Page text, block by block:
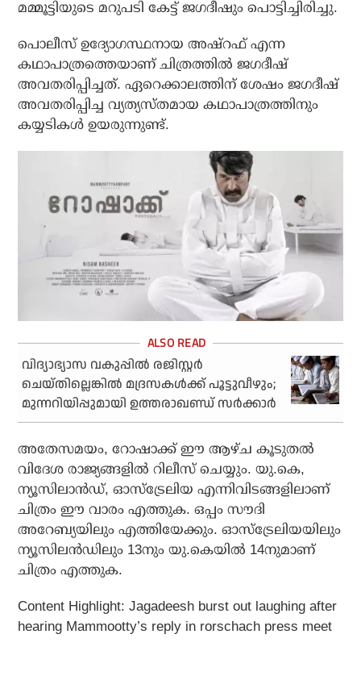
മമ്മൂട്ടിയുടെ മറുപടി കേട്ട് ജഗദീഷും പൊട്ടിച്ചിരിച്ചു.
പൊലീസ് ഉദ്യോഗസ്ഥനായ അഷ്‌റഫ് എന്ന
കഥാപാത്രത്തെയാണ് ചിത്രത്തില്‍ ജഗദീഷ്
അവതരിപ്പിച്ചത്. ഏറെക്കാലത്തിന് ശേഷം ജഗദീഷ്
അവതരിപ്പിച്ച വ്യത്യസ്തമായ കഥാപാത്രത്തിനും
കയ്യടികള്‍ ഉയരുന്നുണ്ട്.
വി​ദ്യാ​ഭ്യാ​സ വ​കു​പ്പി​ൽ ര​ജി​സ്റ്റ​ർ
ചെയ്തില്ലെങ്കിൽ മദ്രസകൾക്ക് പൂട്ടുവീഴും;
മുന്നറിയിപ്പുമായി ഉത്തരാഖണ്ഡ് സർക്കാർ
അതേസമയം, റോഷാക്ക് ഈ ആഴ്ച കൂടുതല്‍
വിദേശ രാജ്യങ്ങളില്‍ റിലീസ് ചെയ്യും. യു.കെ,
ന്യൂസിലാന്‍ഡ്, ഓസ്ട്രേലിയ എന്നിവിടങ്ങളിലാണ്
ചിത്രം ഈ വാരം എത്തുക. ഒപ്പം സൗദി
അറേബ്യയിലും എത്തിയേക്കും. ഓസ്ട്രേലിയയിലും
ന്യൂസിലന്‍ഡിലും 13നും യു.കെയില്‍ 14നുമാണ്
ചിത്രം എത്തുക.
Content Highlight:Jagadeesh burst out laughing after
hearing Mammootty’s reply in rorschach press meet